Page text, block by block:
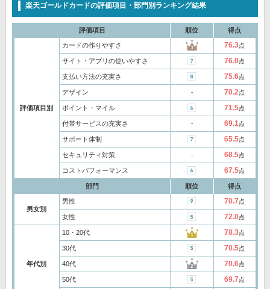
楽天ゴールドカードの評価項目・部門別ランキング結果
評価項目 順位 得点
評価項目別
カードの作りやすさ 76.3点
サイト・アプリの使いやすさ 76.0点
支払い方法の充実さ 75.6点
デザイン ‐ 70.2点
ポイント・マイル 71.5点
付帯サービスの充実さ ‐ 69.1点
サポート体制 65.5点
セキュリティ対策 ‐ 68.5点
コストパフォーマンス 67.5点
部門 順位 得点
男女別
男性 70.7点
女性 72.0点
年代別
10・20代 78.3点
30代 70.5点
40代 70.6点
50代 69.7点